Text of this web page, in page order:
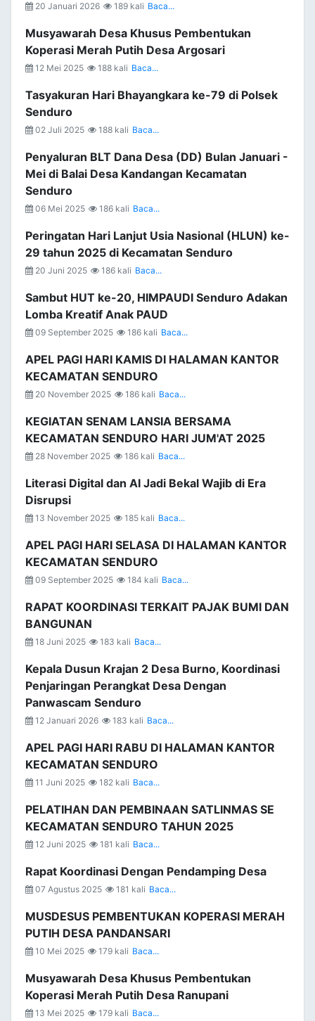
20 Januari 2026 189 kali Baca...
Musyawarah Desa Khusus Pembentukan
Koperasi Merah Putih Desa Argosari
12 Mei 2025 188 kali Baca...
Tasyakuran Hari Bhayangkara ke-79 di Polsek
Senduro
02 Juli 2025 188 kali Baca...
Penyaluran BLT Dana Desa (DD) Bulan Januari -
Mei di Balai Desa Kandangan Kecamatan
Senduro
06 Mei 2025 186 kali Baca...
Peringatan Hari Lanjut Usia Nasional (HLUN) ke-
29 tahun 2025 di Kecamatan Senduro
20 Juni 2025 186 kali Baca...
Sambut HUT ke-20, HIMPAUDI Senduro Adakan
Lomba Kreatif Anak PAUD
09 September 2025 186 kali Baca...
APEL PAGI HARI KAMIS DI HALAMAN KANTOR
KECAMATAN SENDURO
20 November 2025 186 kali Baca...
KEGIATAN SENAM LANSIA BERSAMA
KECAMATAN SENDURO HARI JUM'AT 2025
28 November 2025 186 kali Baca...
Literasi Digital dan AI Jadi Bekal Wajib di Era
Disrupsi
13 November 2025 185 kali Baca...
APEL PAGI HARI SELASA DI HALAMAN KANTOR
KECAMATAN SENDURO
09 September 2025 184 kali Baca...
RAPAT KOORDINASI TERKAIT PAJAK BUMI DAN
BANGUNAN
18 Juni 2025 183 kali Baca...
Kepala Dusun Krajan 2 Desa Burno, Koordinasi
Penjaringan Perangkat Desa Dengan
Panwascam Senduro
12 Januari 2026 183 kali Baca...
APEL PAGI HARI RABU DI HALAMAN KANTOR
KECAMATAN SENDURO
11 Juni 2025 182 kali Baca...
PELATIHAN DAN PEMBINAAN SATLINMAS SE
KECAMATAN SENDURO TAHUN 2025
12 Juni 2025 181 kali Baca...
Rapat Koordinasi Dengan Pendamping Desa
07 Agustus 2025 181 kali Baca...
MUSDESUS PEMBENTUKAN KOPERASI MERAH
PUTIH DESA PANDANSARI
10 Mei 2025 179 kali Baca...
Musyawarah Desa Khusus Pembentukan
Koperasi Merah Putih Desa Ranupani
13 Mei 2025 179 kali Baca...